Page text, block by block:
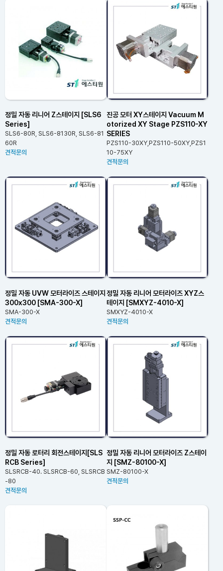
정밀 자동 리니어 Z스테이지 [SLS6
Series]
SLS6-80R, SLS6-8130R, SLS6-81
60R
견적문의
진공 모터 XY스테이지 Vacuum M
otorized XY Stage PZS110-XY
SERIES
PZS110-30XY,PZS110-50XY,PZS1
10-75XY
견적문의
정밀 자동 UVW 모터라이즈 스테이지
300x300 [SMA-300-X]
SMA-300-X
견적문의
정밀 자동 리니어 모터라이즈 XYZ스
테이지 [SMXYZ-4010-X]
SMXYZ-4010-X
견적문의
정밀 자동 로터리 회전스테이지[SLS
RCB Series]
SLSRCB-40. SLSRCB-60, SLSRCB
-80
견적문의
정밀 자동 리니어 모터라이즈 Z스테이
지 [SMZ-80100-X]
SMZ-80100-X
견적문의